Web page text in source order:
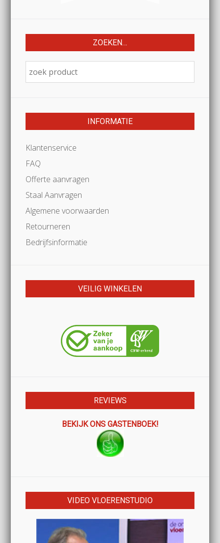
ZOEKEN…
INFORMATIE
Klantenservice
FAQ
Offerte aanvragen
Staal Aanvragen
Algemene voorwaarden
Retourneren
Bedrijfsinformatie
VEILIG WINKELEN
REVIEWS
BEKIJK ONS GASTENBOEK!
VIDEO VLOERENSTUDIO